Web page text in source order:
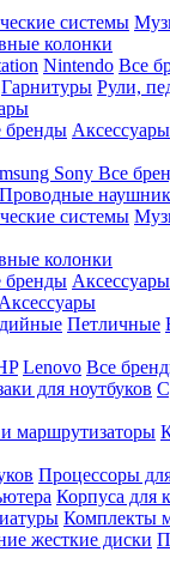
системы
колонки
Nintendo Все
Гарнитуры Рули,
бренды Аксессуары
Sony Все
Проводные
системы
колонки
бренды Аксессуары
Аксессуары
Петличные
Lenovo Все
для ноутбуков
маршрутизаторы
Процессоры
Корпуса для
Комплекты
жесткие диски